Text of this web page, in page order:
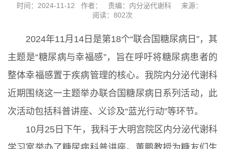
时间：2024-11-12 作者： 责编：内分泌代谢科
来源：
阅读： 802次
2024年11月14日是第18个“联合国糖尿病日”，其
主题是“糖尿病与幸福感”，旨在呼吁将糖尿病患者的
整体幸福感置于疾病管理的核心。我院内分泌代谢科
近期围绕这一主题举办联合国糖尿病日系列活动，此
次活动包括科普讲座、义诊及“蓝光行动”等环节。
10月25日下午，我科于大明宫院区内分泌代谢科